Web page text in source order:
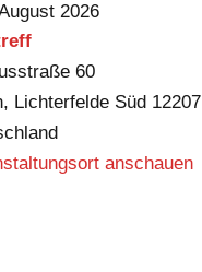
a
p
2026
60
, Lichterfelde Süd 12207
anschauen